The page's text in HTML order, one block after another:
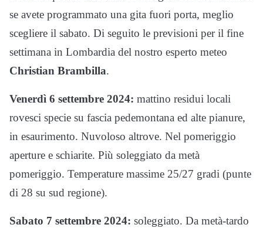
se avete programmato una gita fuori porta, meglio
scegliere il sabato. Di seguito le previsioni per il fine
settimana in Lombardia del nostro esperto meteo
Christian Brambilla.
Venerdì 6 settembre 2024: mattino residui locali
rovesci specie su fascia pedemontana ed alte pianure,
in esaurimento. Nuvoloso altrove. Nel pomeriggio
aperture e schiarite. Più soleggiato da metà
pomeriggio. Temperature massime 25/27 gradi (punte
di 28 su sud regione).
Sabato 7 settembre 2024: soleggiato. Da metà-tardo